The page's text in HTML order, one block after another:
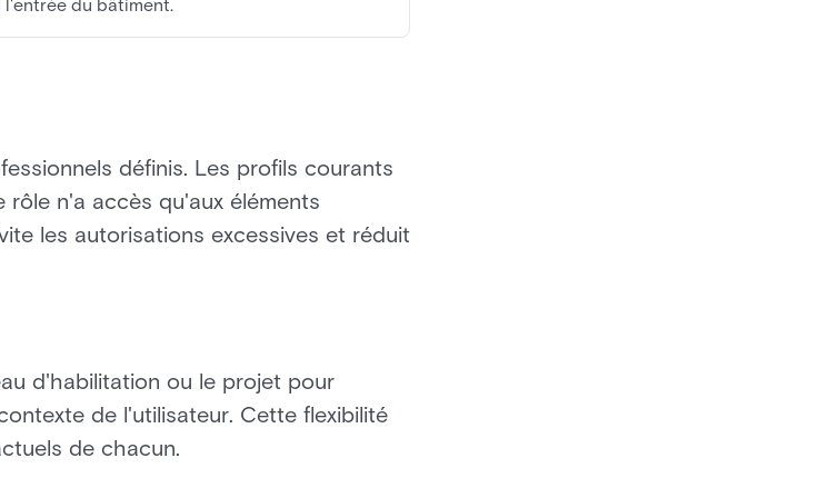
du bâtiment.
définis. Les profils courants
rôle n'a accès qu'aux éléments
les autorisations excessives et réduit
d'habilitation ou le projet pour
de l'utilisateur. Cette flexibilité
de chacun.